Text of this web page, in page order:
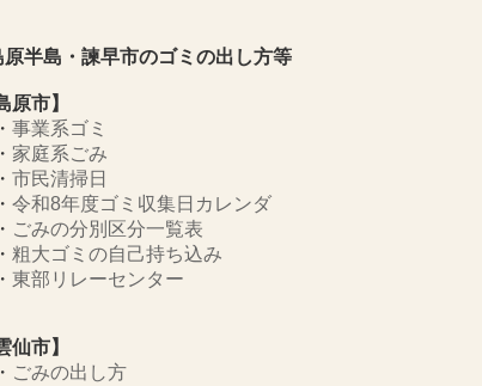
原半島・諫早市のゴミの出し方等
原市】
事業系ゴミ
家庭系ごみ
市民清掃日
令和8年度ゴミ収集日カレンダ
ごみの分別区分一覧表
粗大ゴミの自己持ち込み
東部リレーセンター
仙市】
ごみの出し方